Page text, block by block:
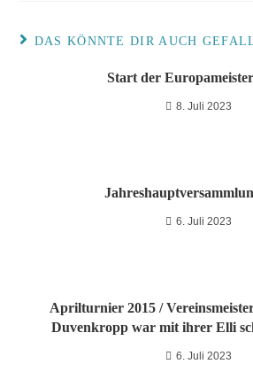
DAS KÖNNTE DIR AUCH
Start der
8. Juli 2023
6. Juli 2023
Aprilturnier 2015 /
Duvenkropp war mit ihrer Elli
6. Juli 2023